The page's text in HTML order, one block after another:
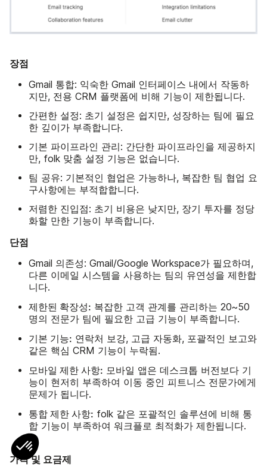
장점
Gmail 통합: 익숙한 Gmail 인터페이스 내에서 작동하
지만, 전용 CRM 플랫폼에 비해 기능이 제한됩니다.
간편한 설정: 초기 설정은 쉽지만, 성장하는 팀에 필요
한 깊이가 부족합니다.
기본 파이프라인 관리: 간단한 파이프라인을 제공하지
만, folk 맞춤 설정 기능은 없습니다.
팀 공유: 기본적인 협업은 가능하나, 복잡한 팀 협업 요
구사항에는 부적합합니다.
저렴한 진입점: 초기 비용은 낮지만, 장기 투자를 정당
화할 만한 기능이 부족합니다.
단점
Gmail 의존성: Gmail/Google Workspace가 필요하며,
다른 이메일 시스템을 사용하는 팀의 유연성을 제한합
니다.
제한된 확장성: 복잡한 고객 관계를 관리하는 20~50
명의 전문가 팀에 필요한 고급 기능이 부족합니다.
기본 기능: 연락처 보강, 고급 자동화, 포괄적인 보고와
같은 핵심 CRM 기능이 누락됨.
모바일 제한 사항: 모바일 앱은 데스크톱 버전보다 기
능이 현저히 부족하여 이동 중인 피트니스 전문가에게
문제가 됩니다.
통합 제한 사항: folk 같은 포괄적인 솔루션에 비해 통
합 기능이 부족하여 워크플로 최적화가 제한됩니다.
가격 및 요금제